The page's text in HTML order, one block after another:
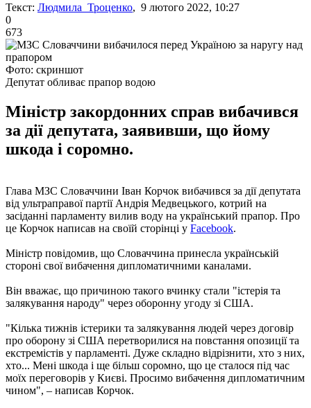
Текст: Людмила Троценко, 9 лютого 2022, 10:27
0
673
Фото: скриншот
Депутат обливає прапор водою
Міністр закордонних справ вибачився
за дії депутата, заявивши, що йому
шкода і соромно.
Глава МЗС Словаччини Іван Корчок вибачився за дії депутата
від ультраправої партії Андрія Медвецького, котрий на
засіданні парламенту вилив воду на український прапор. Про
це Корчок написав на своїй сторінці у Facebook.
Міністр повідомив, що Словаччина принесла українській
стороні свої вибачення дипломатичними каналами.
Він вважає, що причиною такого вчинку стали "істерія та
залякування народу" через оборонну угоду зі США.
"Кілька тижнів істерики та залякування людей через договір
про оборону зі США перетворилися на повстання опозиції та
екстремістів у парламенті. Дуже складно відрізнити, хто з них,
хто... Мені шкода і ще більш соромно, що це сталося під час
моїх переговорів у Києві. Просимо вибачення дипломатичним
чином", – написав Корчок.